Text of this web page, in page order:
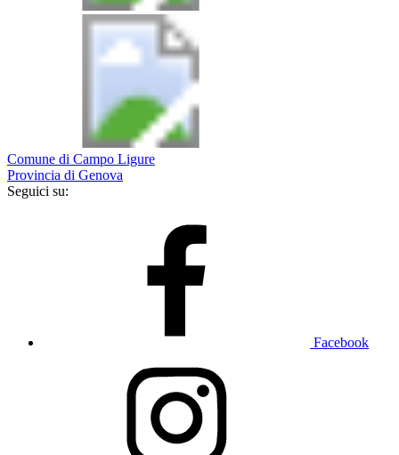
Comune di Campo Ligure
Provincia di Genova
Seguici su:
Facebook